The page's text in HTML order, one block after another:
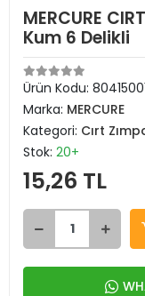
MERCURE
Kum 6 Delikli
Ürün Kodu:
Marka: MERCURE
Kategori: Cırt
Stok: 20+
15,26 TL